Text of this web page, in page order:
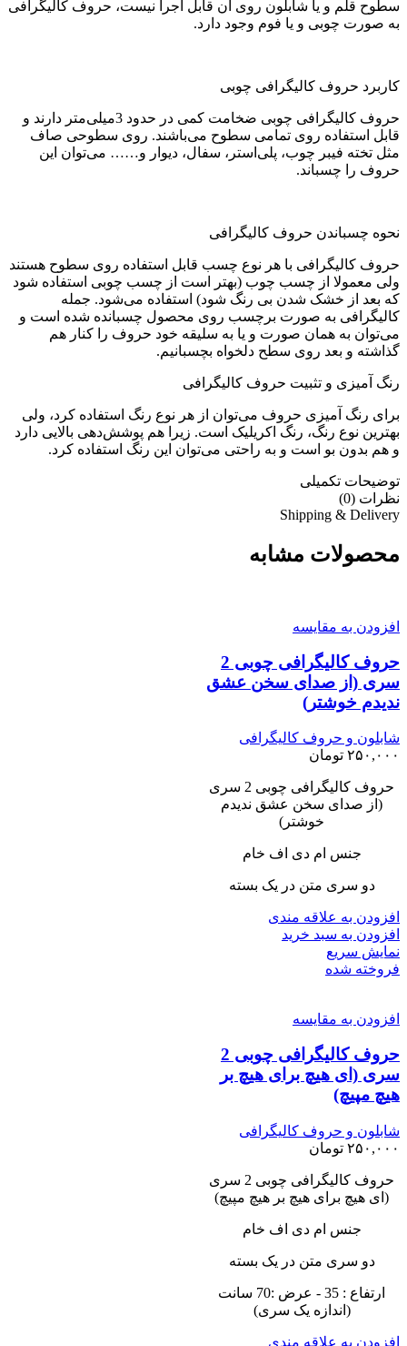
سطوح قلم و یا شابلون روی آن قابل اجرا نیست، حروف کالیگرافی
به صورت چوبی و یا فوم وجود دارد.
کاربرد حروف کالیگرافی چوبی
حروف کالیگرافی چوبی ضخامت کمی در حدود 3میلی‌متر دارند و
قابل استفاده روی تمامی سطوح می‌باشند. روی سطوحی صاف
مثل تخته فیبر چوب، پلی‌استر، سفال، دیوار و…… می‌توان این
حروف را چسباند.
نحوه چسباندن حروف کالیگرافی
حروف کالیگرافی با هر نوع چسب قابل استفاده روی سطوح هستند
ولی معمولا از چسب چوب (بهتر است از چسب چوبی استفاده شود
که بعد از خشک شدن بی رنگ شود) استفاده می‌شود. جمله
کالیگرافی به صورت برچسب روی محصول چسبانده شده است و
می‌توان به همان صورت و یا به سلیقه خود حروف را کنار هم
گذاشته و بعد روی سطح دلخواه بچسبانیم.
رنگ آمیزی و تثبیت حروف کالیگرافی
برای رنگ آمیزی حروف می‌توان از هر نوع رنگ استفاده کرد، ولی
بهترین نوع رنگ، رنگ اکریلیک است. زیرا هم پوشش‌دهی بالایی دارد
و هم بدون بو است و به راحتی می‌توان این رنگ استفاده کرد.
توضیحات تکمیلی
نظرات (0)
Shipping & Delivery
محصولات مشابه
افزودن به مقایسه
حروف کالیگرافی چوبی 2
سری (از صدای سخن عشق
ندیدم خوشتر)
شابلون و حروف کالیگرافی
۲۵۰,۰۰۰ تومان
حروف کالیگرافی چوبی 2 سری
(از صدای سخن عشق ندیدم
خوشتر)
جنس ام دی اف خام
دو سری متن در یک بسته
افزودن به علاقه مندی
افزودن به سبد خرید
نمایش سریع
فروخته شده
افزودن به مقایسه
حروف کالیگرافی چوبی 2
سری (ای هیچ برای هیچ بر
هیچ مپیچ)
شابلون و حروف کالیگرافی
۲۵۰,۰۰۰ تومان
حروف کالیگرافی چوبی 2 سری
(ای هیچ برای هیچ بر هیچ مپیچ)
جنس ام دی اف خام
دو سری متن در یک بسته
ارتفاع : 35 - عرض :70 سانت
(اندازه یک سری)
افزودن به علاقه مندی